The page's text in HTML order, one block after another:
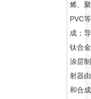
烯、
PVC
成；
钛合
涂层
射器
和合